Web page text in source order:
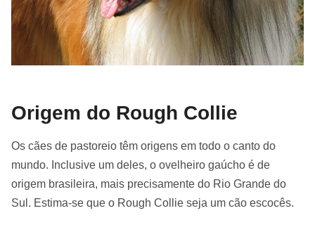
Origem do Rough Collie
Os cães de pastoreio têm origens em todo o canto do
mundo. Inclusive um deles, o ovelheiro gaúcho é de
origem brasileira, mais precisamente do Rio Grande do
Sul. Estima-se que o Rough Collie seja um cão escocês.